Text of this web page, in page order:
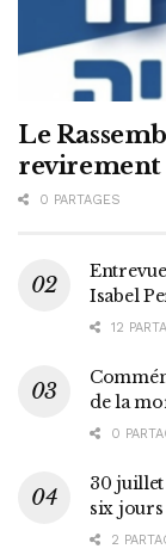
Le
revirement
0 PARTAGES
Isabel
12
de la
0
30 juillet
six
2